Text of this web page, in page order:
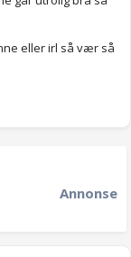
eller irl så vær så
Annonse